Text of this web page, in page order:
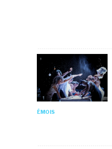
ÉMOIS